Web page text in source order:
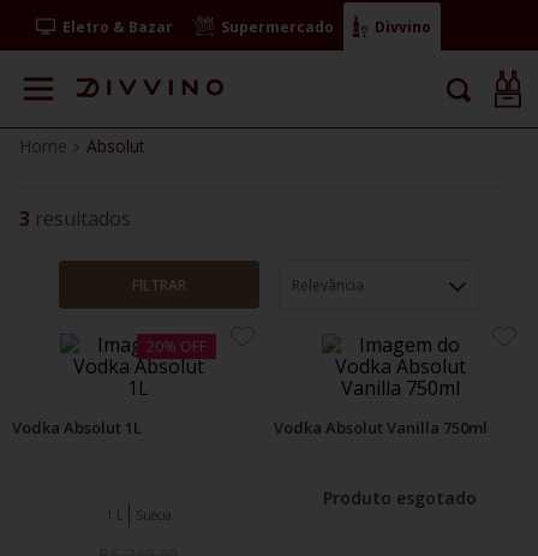
Eletro & Bazar Supermercado Divvino
Absolut
3
FILTRAR Relevância
20% OFF
Vodka Absolut 1L
Suécia
1 L
Vodka Absolut Vanilla 750ml
Produto esgotado